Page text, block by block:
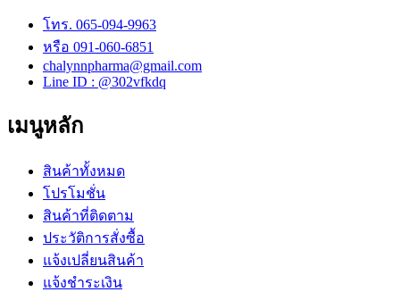
โทร. 065-094-9963
หรือ 091-060-6851
chalynnpharma@gmail.com
Line ID : @302vfkdq
เมนูหลัก
สินค้าทั้งหมด
โปรโมชั่น
สินค้าที่ติดตาม
ประวัติการสั่งซื้อ
แจ้งเปลี่ยนสินค้า
แจ้งชำระเงิน